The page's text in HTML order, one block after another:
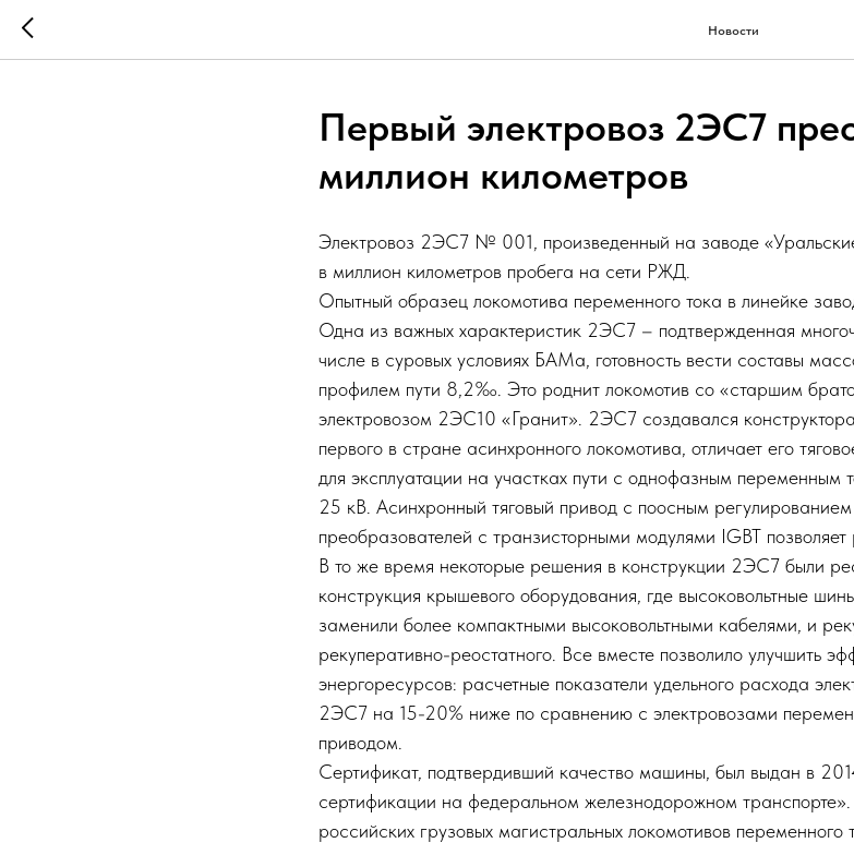
Новости
Первый электровоз 2ЭС7
миллион километров
Электровоз 2ЭС7 № 001, произведенный на заводе
в миллион километров пробега на сети РЖД.
Опытный образец локомотива переменного тока в линейке
Одна из важных характеристик 2ЭС7 – подтвержденная
числе в суровых условиях БАМа, готовность вести составы
профилем пути 8,2‰. Это роднит локомотив со «старшим
электровозом 2ЭС10 «Гранит». 2ЭС7 создавался
первого в стране асинхронного локомотива, отличает его
для эксплуатации на участках пути с однофазным
25 кВ. Асинхронный тяговый привод с поосным
преобразователей с транзисторными модулями IGBT позволяет
В то же время некоторые решения в конструкции 2ЭС7 были
конструкция крышевого оборудования, где высоковольтные
заменили более компактными высоковольтными кабелями, и
рекуперативно-реостатного. Все вместе позволило улучшить
энергоресурсов: расчетные показатели удельного расхода
2ЭС7 на 15-20% ниже по сравнению с электровозами
приводом.
Сертификат, подтвердивший качество машины, был выдан в
сертификации на федеральном железнодорожном
российских грузовых магистральных локомотивов